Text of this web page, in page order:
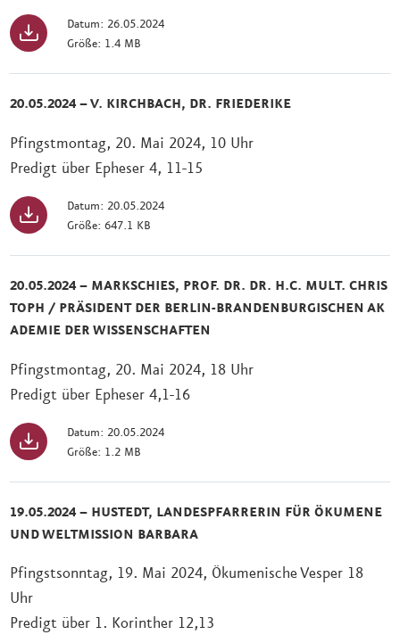
Datum: 26.05.2024
Größe: 1.4 MB
20.05.2024 – V. KIRCHBACH, DR. FRIEDERIKE
Pfingstmontag, 20. Mai 2024, 10 Uhr
Predigt über Epheser 4, 11-15
Datum: 20.05.2024
Größe: 647.1 KB
20.05.2024 – MARKSCHIES, PROF. DR. DR. H.C. MULT. CHRIS
TOPH / PRÄSIDENT DER BERLIN-BRANDENBURGISCHEN AK
ADEMIE DER WISSENSCHAFTEN
Pfingstmontag, 20. Mai 2024, 18 Uhr
Predigt über Epheser 4,1-16
Datum: 20.05.2024
Größe: 1.2 MB
19.05.2024 – HUSTEDT, LANDESPFARRERIN FÜR ÖKUMENE
UND WELTMISSION BARBARA
Pfingstsonntag, 19. Mai 2024, Ökumenische Vesper 18
Uhr
Predigt über 1. Korinther 12,13